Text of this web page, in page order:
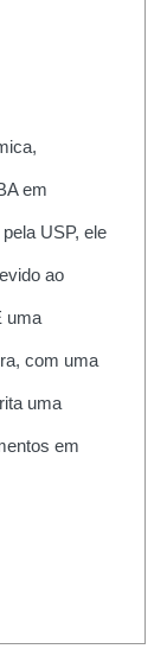
em
USP, ele
ao
uma
com uma
uma
em